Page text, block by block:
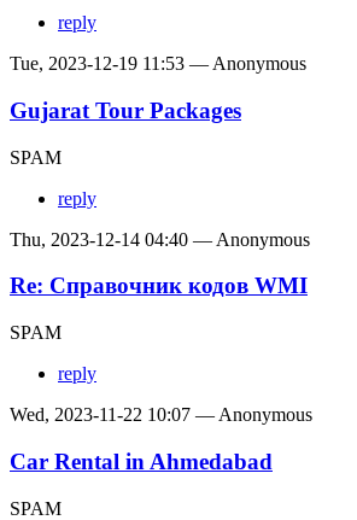
reply
Tue, 2023-12-19 11:53 — Anonymous
Gujarat Tour Packages
SPAM
reply
Thu, 2023-12-14 04:40 — Anonymous
Re: Справочник кодов WMI
SPAM
reply
Wed, 2023-11-22 10:07 — Anonymous
Car Rental in Ahmedabad
SPAM